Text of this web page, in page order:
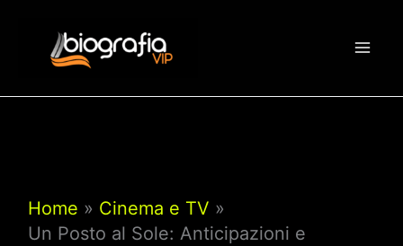
contenuto
Home
Cinema e TV
Un Posto al Sole: Anticipazioni e